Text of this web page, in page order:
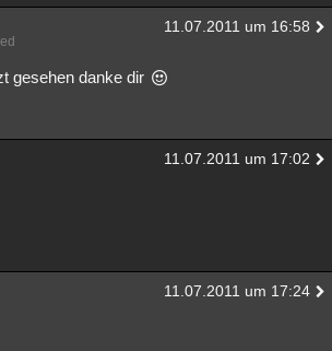
11.07.2011 um 16:58
gesehen danke dir
11.07.2011 um 17:02
11.07.2011 um 17:24